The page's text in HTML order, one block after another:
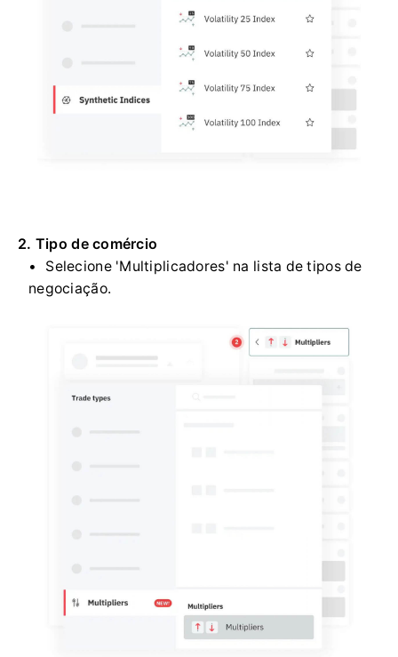
2. Tipo de comércio
Selecione 'Multiplicadores' na lista de tipos de
negociação.